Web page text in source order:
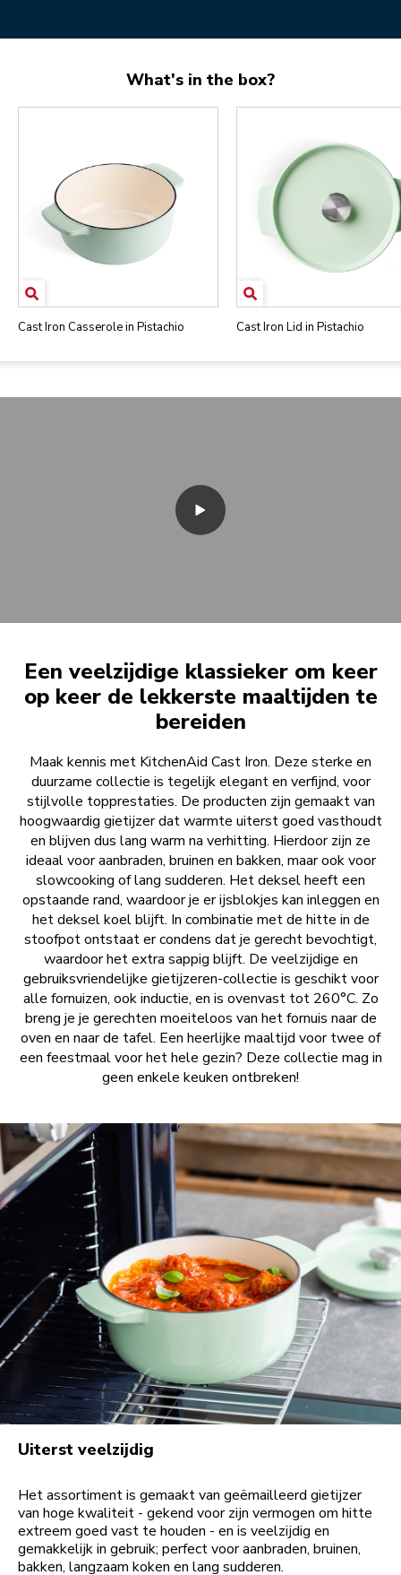
What's in the box?
Cast Iron Casserole in Pistachio Cast Iron Lid in Pistachio
Een veelzijdige klassieker om keer
op keer de lekkerste maaltijden te
bereiden
Maak kennis met KitchenAid Cast Iron. Deze sterke en
duurzame collectie is tegelijk elegant en verfijnd, voor
stijlvolle topprestaties. De producten zijn gemaakt van
hoogwaardig gietijzer dat warmte uiterst goed vasthoudt
en blijven dus lang warm na verhitting. Hierdoor zijn ze
ideaal voor aanbraden, bruinen en bakken, maar ook voor
slowcooking of lang sudderen. Het deksel heeft een
opstaande rand, waardoor je er ijsblokjes kan inleggen en
het deksel koel blijft. In combinatie met de hitte in de
stoofpot ontstaat er condens dat je gerecht bevochtigt,
waardoor het extra sappig blijft. De veelzijdige en
gebruiksvriendelijke gietijzeren-collectie is geschikt voor
alle fornuizen, ook inductie, en is ovenvast tot 260°C. Zo
breng je je gerechten moeiteloos van het fornuis naar de
oven en naar de tafel. Een heerlijke maaltijd voor twee of
een feestmaal voor het hele gezin? Deze collectie mag in
geen enkele keuken ontbreken!
Uiterst veelzijdig
Het assortiment is gemaakt van geëmailleerd gietijzer
van hoge kwaliteit - gekend voor zijn vermogen om hitte
extreem goed vast te houden - en is veelzijdig en
gemakkelijk in gebruik; perfect voor aanbraden, bruinen,
bakken, langzaam koken en lang sudderen.